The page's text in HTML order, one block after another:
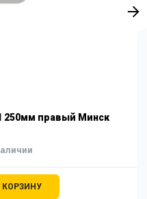
250мм правый Минск
КОРЗИНУ